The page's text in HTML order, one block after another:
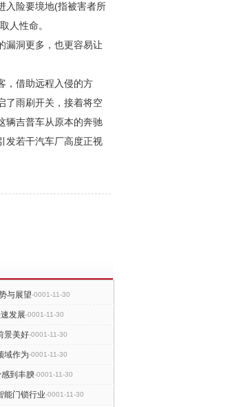
入险要境地(指被害者所
人性命。
漏洞更多，也更容易让
，借助远程入侵的方
了雨刷开关，接着将空
辆吉普车从原本的奔驰
发若干汽车厂高度正视
与展望-0001-11-30
发展-0001-11-30
景美好-0001-11-30
域作为-0001-11-30
到丰腴-0001-11-30
能门锁行业-0001-11-30